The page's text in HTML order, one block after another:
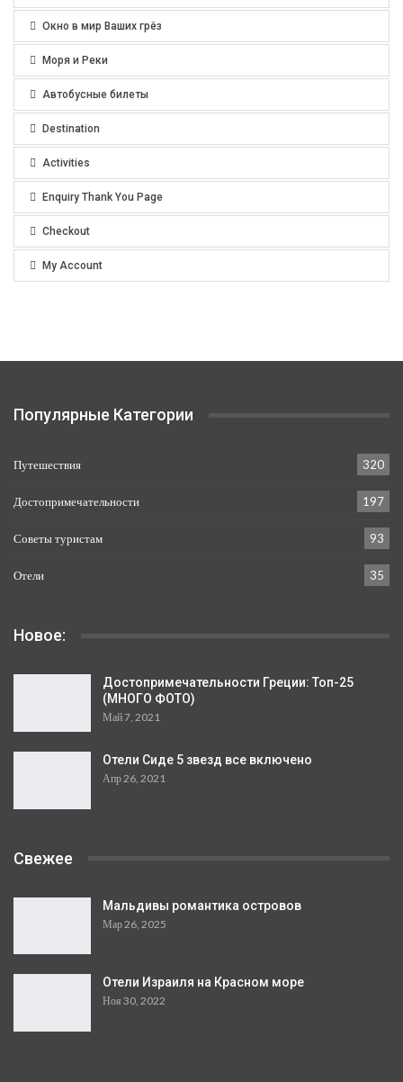
Окно в мир Ваших грёз
Моря и Реки
Автобусные билеты
Destination
Activities
Enquiry Thank You Page
Checkout
My Account
Популярные Категории
Путешествия 320
Достопримечательности 197
Советы туристам 93
Отели 35
Новое:
Достопримечательности Греции: Топ-25
(МНОГО ФОТО)
Май 7, 2021
Отели Сиде 5 звезд все включено
Апр 26, 2021
Свежее
Мальдивы романтика островов
Мар 26, 2025
Отели Израиля на Красном море
Ноя 30, 2022